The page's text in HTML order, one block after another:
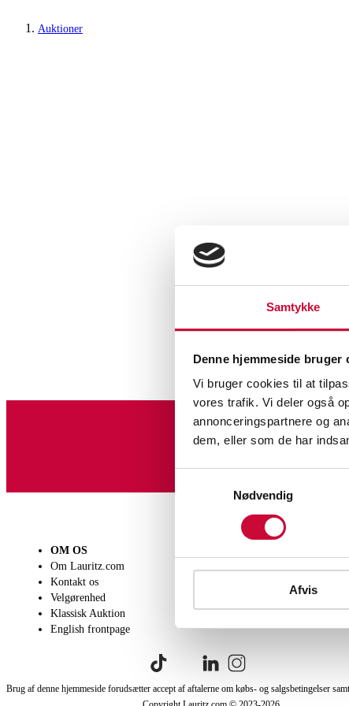
Samtykke
Denne hjemmeside bruger
Vi bruger cookies til at
vores trafik. Vi deler også
annonceringspartnere og
dem, eller som de har
Nødvendig
Afvis
Auktioner
Tilmeld dig vores
OM OS
Om Lauritz.com
Kontakt os
Velgørenhed
Klassisk Auktion
English frontpage
Brug af denne hjemmeside forudsætter accept af aftalerne om købs- og salgsbetingelser